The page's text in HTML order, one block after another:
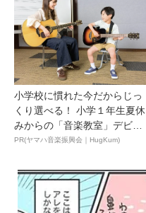
小学校に慣れた今だからじっ
くり選べる！ 小学１年生夏休
みからの「音楽教室」デビ
ュ...
PR(ヤマハ音楽振興会｜HugKum)